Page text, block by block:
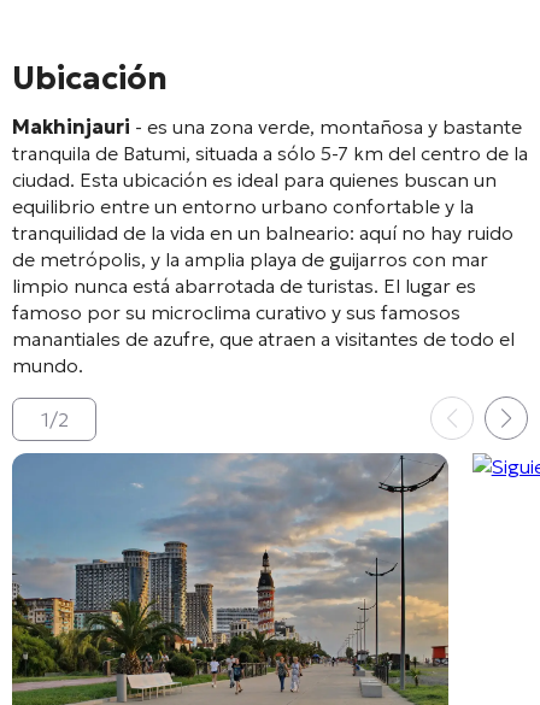
Ubicación
Makhinjauri - es una zona verde, montañosa y bastante
tranquila de Batumi, situada a sólo 5-7 km del centro de la
ciudad. Esta ubicación es ideal para quienes buscan un
equilibrio entre un entorno urbano confortable y la
tranquilidad de la vida en un balneario: aquí no hay ruido
de metrópolis, y la amplia playa de guijarros con mar
limpio nunca está abarrotada de turistas. El lugar es
famoso por su microclima curativo y sus famosos
manantiales de azufre, que atraen a visitantes de todo el
mundo.
1/2